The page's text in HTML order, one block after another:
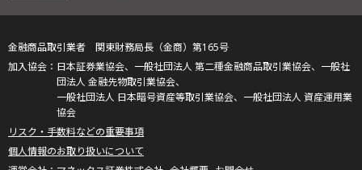
金融商品取引業者 関東財務局長（金商）第165号
日本証券業協会、一般社団法人 第二種金融商品取引業協会、一般社
団法人 金融先物取引業協会、
一般社団法人 日本暗号資産等取引業協会、一般社団法人 資産運用業
協会
リスク・手数料などの重要事項
個人情報のお取り扱いについて